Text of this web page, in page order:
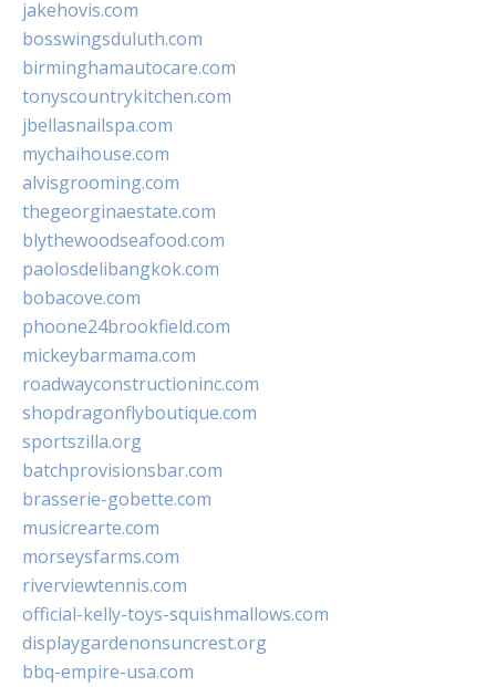
jakehovis.com
bosswingsduluth.com
birminghamautocare.com
tonyscountrykitchen.com
jbellasnailspa.com
mychaihouse.com
alvisgrooming.com
thegeorginaestate.com
blythewoodseafood.com
paolosdelibangkok.com
bobacove.com
phoone24brookfield.com
mickeybarmama.com
roadwayconstructioninc.com
shopdragonflyboutique.com
sportszilla.org
batchprovisionsbar.com
brasserie-gobette.com
musicrearte.com
morseysfarms.com
riverviewtennis.com
official-kelly-toys-squishmallows.com
displaygardenonsuncrest.org
bbq-empire-usa.com